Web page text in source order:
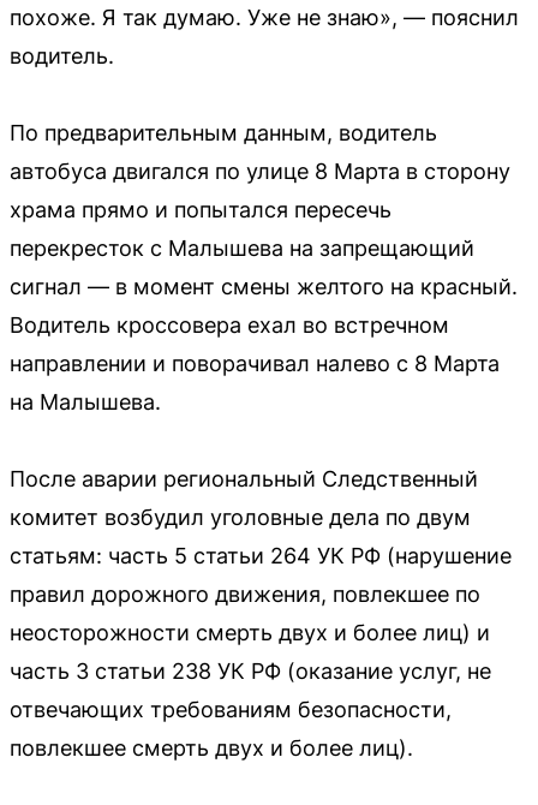
похоже. Я так думаю. Уже не знаю», — пояснил
водитель.
По предварительным данным, водитель
автобуса двигался по улице 8 Марта в сторону
храма прямо и попытался пересечь
перекресток с Малышева на запрещающий
сигнал — в момент смены желтого на красный.
Водитель кроссовера ехал во встречном
направлении и поворачивал налево с 8 Марта
на Малышева.
После аварии региональный Следственный
комитет возбудил уголовные дела по двум
статьям: часть 5 статьи 264 УК РФ (нарушение
правил дорожного движения, повлекшее по
неосторожности смерть двух и более лиц) и
часть 3 статьи 238 УК РФ (оказание услуг, не
отвечающих требованиям безопасности,
повлекшее смерть двух и более лиц).